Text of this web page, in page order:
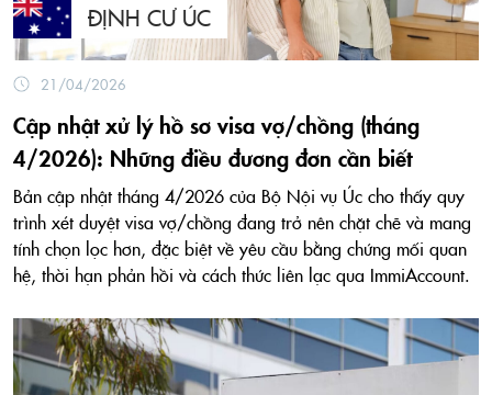
ĐỊNH CƯ ÚC
21/04/2026
Cập nhật xử lý hồ sơ visa vợ/chồng (tháng
4/2026): Những điều đương đơn cần biết
Bản cập nhật tháng 4/2026 của Bộ Nội vụ Úc cho thấy quy
trình xét duyệt visa vợ/chồng đang trở nên chặt chẽ và mang
tính chọn lọc hơn, đặc biệt về yêu cầu bằng chứng mối quan
hệ, thời hạn phản hồi và cách thức liên lạc qua ImmiAccount.